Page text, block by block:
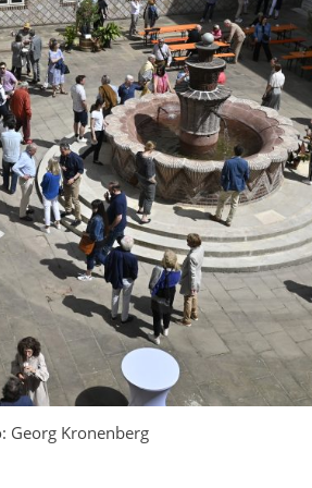
Georg Kronenberg